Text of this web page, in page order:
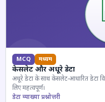
MCQ मध्यम
केसलेट और अधूरे डेटा
अधूरे डेटा के साथ केसलेट-आधारित डेटा
लिए महत्वपूर्ण।
डेटा व्याख्या प्रश्नोत्तरी